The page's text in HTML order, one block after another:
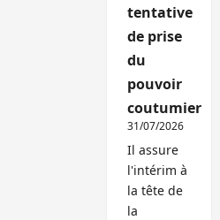
tentative
de prise
du
pouvoir
coutumier
31/07/2026
Il assure
l'intérim à
la tête de
la